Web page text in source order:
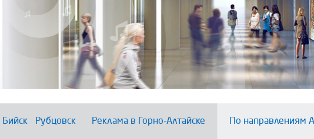
Бийск Рубцовск Реклама в Горно-Алтайске По направлениям